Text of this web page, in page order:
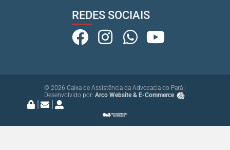
REDES SOCIAIS
© 2026 Caixa de Assistência da Advocacia do Pará |
Desenvolvido por: Arco Website & E-Commerce